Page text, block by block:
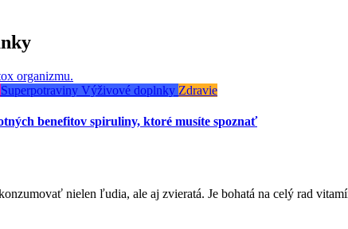
Superpotraviny Výživové doplnky Zdravie
benefitov spiruliny, ktoré musíte spoznať
nielen ľudia, ale aj zvieratá. Je bohatá na celý rad